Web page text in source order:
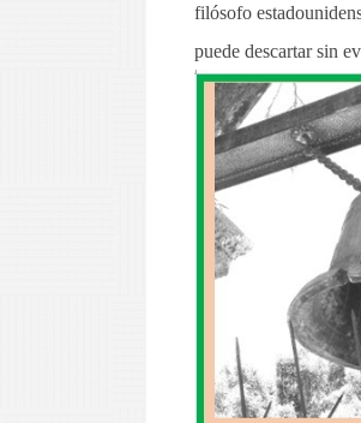
filósofo
puede descartar sin